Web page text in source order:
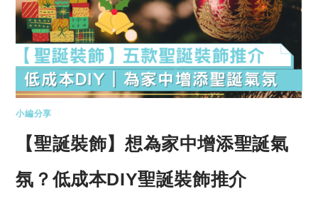
小編分享
【聖誕裝飾】想為家中增添聖誕氣
氛？低成本DIY聖誕裝飾推介